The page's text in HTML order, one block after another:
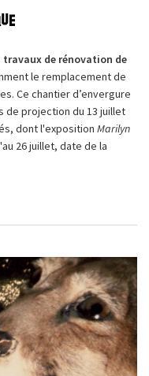
travaux de rénovation de
le remplacement de
Ce chantier d’envergure
de projection du 13 juillet
dont l'exposition Marilyn
26 juillet, date de la